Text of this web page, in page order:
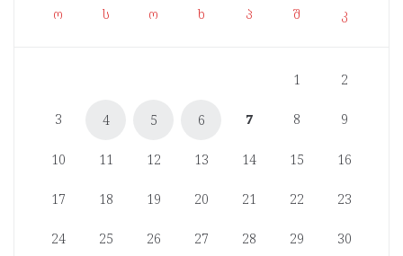
ო ს ო ხ პ შ კ
1 2
3 4 5 6 7 8 9
10 11 12 13 14 15 16
17 18 19 20 21 22 23
24 25 26 27 28 29 30